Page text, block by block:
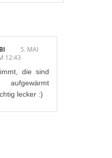
5. MAI
12:43
die sind
lecker :)